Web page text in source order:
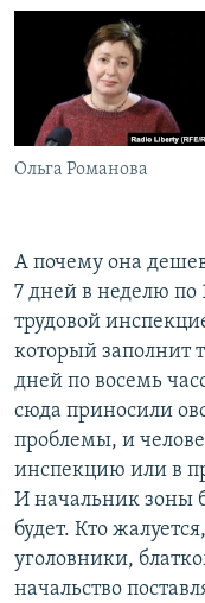
Ольга Романова
А почему она
7 дней в неделю по
трудовой
который заполнит
дней по восемь
сюда приносили
проблемы, и
инспекцию или в
И начальник зоны
будет. Кто
уголовники,
начальство